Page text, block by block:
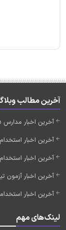
آخرین مطالب
آخرین اخبار مدارس 1405
آخرین اخبار استخدام
آخرین اخبار استخدام
آخرین اخبار آزمون
آخرین اخبار
لینک‌های مهم